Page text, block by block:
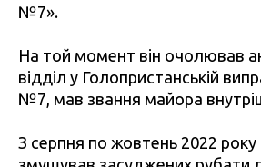
№7».
На той момент він очолював
відділ у Голопристанській
№7, мав звання майора
З серпня по жовтень 2022